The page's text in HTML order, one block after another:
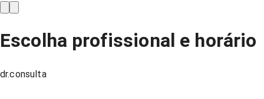
Escolha profissional e horário
dr.consulta